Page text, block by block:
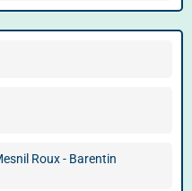
Roux - Barentin